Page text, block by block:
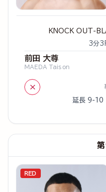
KNOCK OUT-
3分
前田 大尊
MAEDA Taison
×
延長 9-
RED